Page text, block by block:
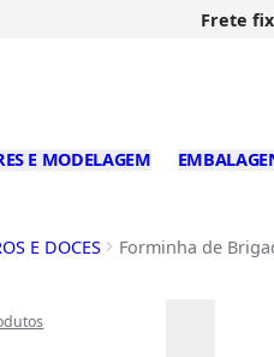
Frete
E MODELAGEM
E DOCES Forminha de